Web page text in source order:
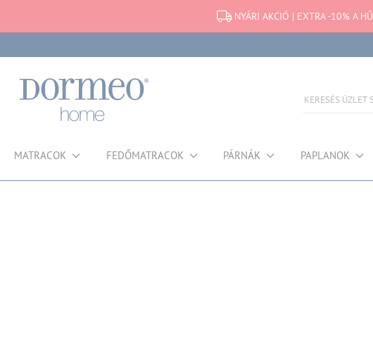
NYÁRI AKCIÓ | EXTRA -10% A
MATRACOK FEDŐMATRACOK PÁRNÁK PAPLANOK